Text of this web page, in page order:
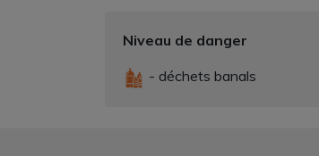
Niveau de danger
- déchets banals